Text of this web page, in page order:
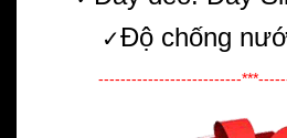
✓Độ chống
--------------------------